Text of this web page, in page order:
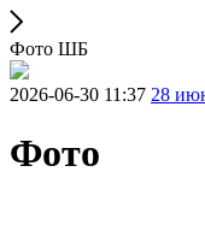
Фото ШБ
2026-06-30 11:37 28
Фото